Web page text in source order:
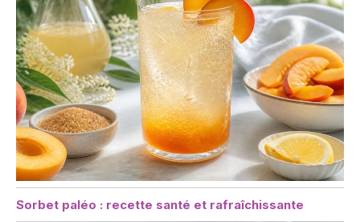
Sorbet paléo : recette santé et rafraîchissante